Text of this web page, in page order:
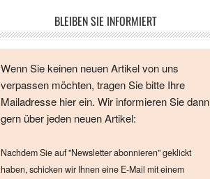
BLEIBEN SIE INFORMIERT
Wenn Sie keinen neuen Artikel von uns
verpassen möchten, tragen Sie bitte Ihre
Mailadresse hier ein. Wir informieren Sie dann
gern über jeden neuen Artikel:
Nachdem Sie auf "Newsletter abonnieren" geklickt
haben, schicken wir Ihnen eine E-Mail mit einem